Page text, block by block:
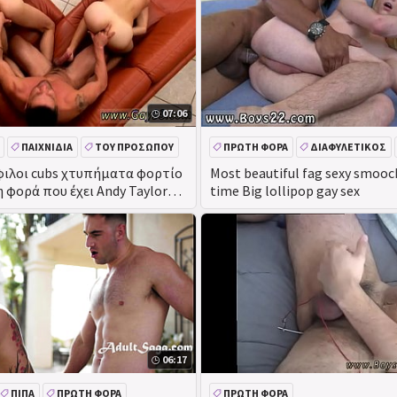
07:06
cubs χτυπήματα φορτίο
που έχει Andy Taylor
στο
ΠΑΙΧΝΊΔΙΑ
ΤΟΥ ΠΡΟΣΏΠΟΥ
Most beautiful fag sexy
time Big lollipop gay sex
ΠΡΏΤΗ ΦΟΡΆ ΔΙΑΦΥΛΕΤΙΚΌΣ
ΥΠΑΊΘΡΙΑ
06:17
ΠΊΠΑ ΠΡΏΤΗ ΦΟΡΆ ΠΡΏΤΗ ΦΟΡΆ